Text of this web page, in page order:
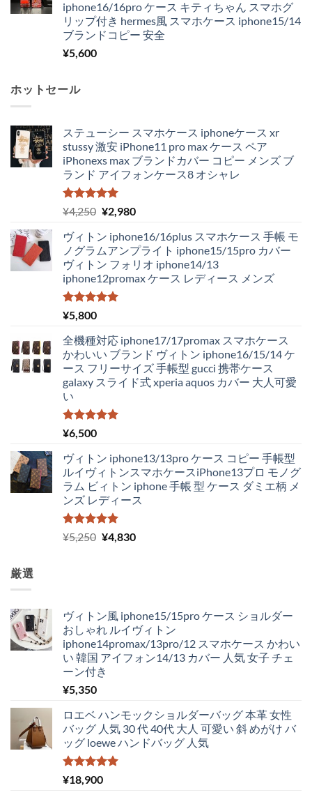
iphone16/16pro ケース キティちゃん スマホグ
リップ付き hermes風 スマホケース iphone15/14
ブランドコピー 安全
¥5,600
ホットセール
ステューシー スマホケース iphoneケース xr
stussy 激安 iPhone11 pro max ケース ペア
iPhonexs max ブランドカバー コピー メンズ ブ
ランド アイフォンケース8 オシャレ
5段階中
5.00
の評価
¥4,250 元
価
格
は
¥4,250
で
¥2,980現
の
価
格
は
ヴィトン iphone16/16plus スマホケース 手帳 モ
ノグラムアンプライト iphone15/15pro カバー
ヴィトン フォリオ iphone14/13
iphone12promax ケース レディース メンズ
5段階中
5.00
¥5,800
全機種対応 iphone17/17promax スマホケース
かわいい ブランド ヴィトン iphone16/15/14 ケ
ース フリーサイズ 手帳型 gucci 携帯ケース
galaxy スライド式 xperia aquos カバー 大人可愛
い
5段階中
5.00
¥6,500
ヴィトン iphone13/13pro ケース コピー 手帳型
ルイヴィトンスマホケースiPhone13プロ モノグ
ラム ビィトン iphone 手帳 型 ケース ダミエ柄 メ
ンズ レディース
5段階中
5.00
の評価
¥5,250 元
¥5,250
で
し
た。
¥4,830現
¥4,830
で
す。
厳選
ヴィトン風 iphone15/15pro ケース ショルダー
おしゃれ ルイヴィトン
iphone14promax/13pro/12 スマホケース かわい
い 韓国 アイフォン14/13 カバー 人気 女子 チェ
ーン付き
¥5,350
ロエベ ハンモックショルダーバッグ 本革 女性
バッグ 人気 30 代 40代 大人 可愛い 斜 めがけ バ
ッグ loewe ハンドバッグ 人気
5段階中
5.00の評価
¥18,900